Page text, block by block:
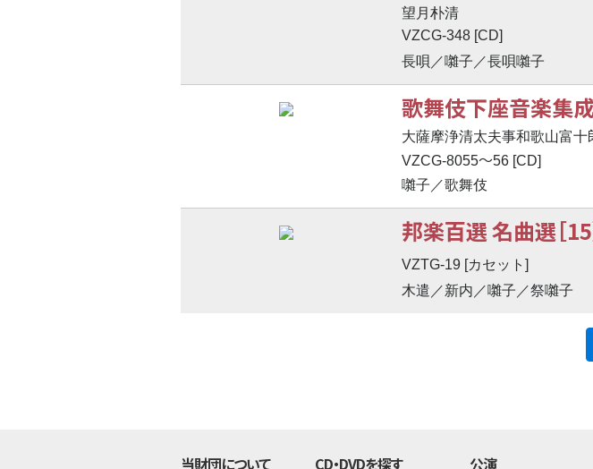
望月朴清
VZCG-348 [CD]
長唄／囃子／長唄囃子
歌舞伎下座音楽集成
大薩摩浄清太夫事和歌山富
VZCG-8055〜56 [CD]
囃子／歌舞伎
邦楽百選 名曲選［
VZTG-19 [カセット]
木遣／新内／囃子／祭囃子
当財団について CD・DVDを探す 公演